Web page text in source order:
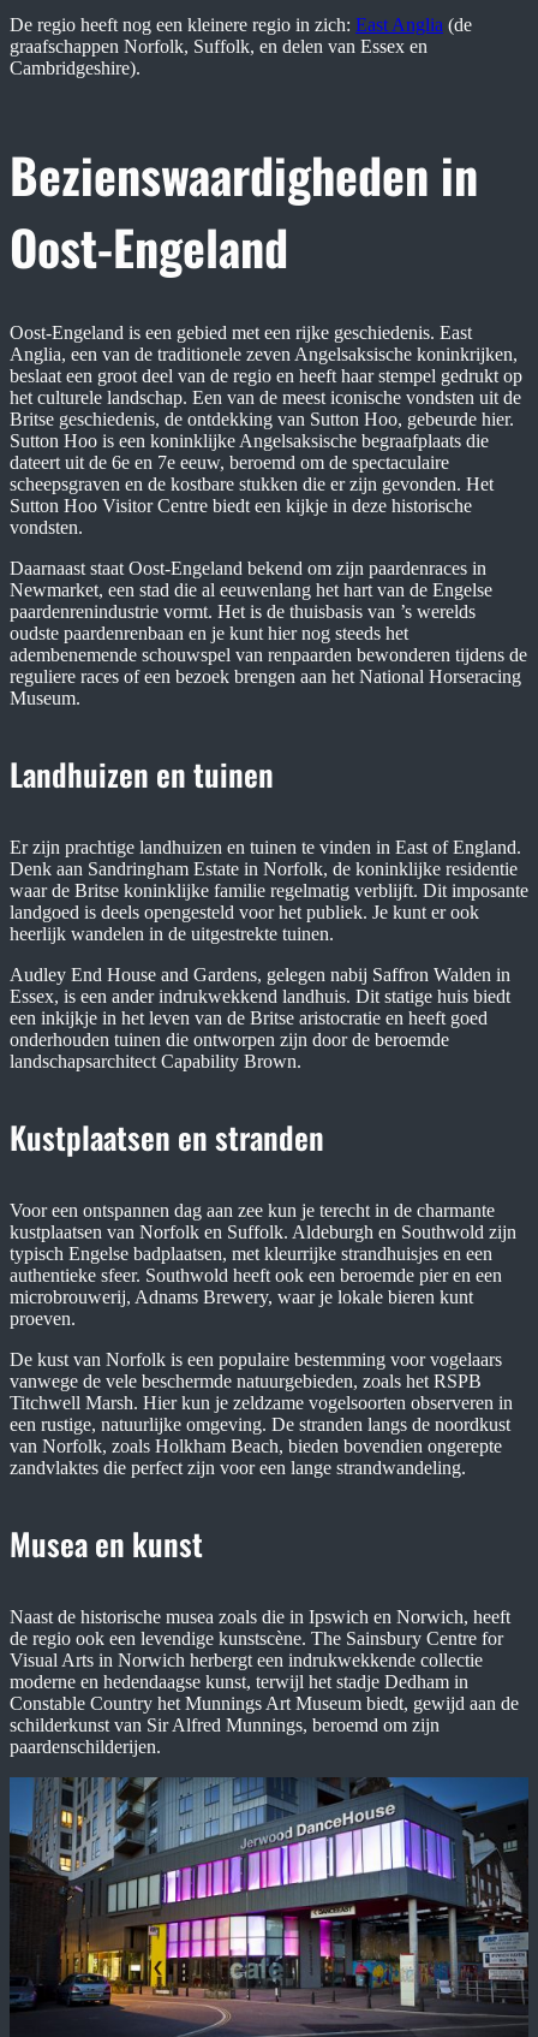
De regio heeft nog een kleinere regio in zich: East Anglia (de
graafschappen Norfolk, Suffolk, en delen van Essex en
Cambridgeshire).
Bezienswaardigheden in
Oost-Engeland
Oost-Engeland is een gebied met een rijke geschiedenis. East
Anglia, een van de traditionele zeven Angelsaksische koninkrijken,
beslaat een groot deel van de regio en heeft haar stempel gedrukt op
het culturele landschap. Een van de meest iconische vondsten uit de
Britse geschiedenis, de ontdekking van Sutton Hoo, gebeurde hier.
Sutton Hoo is een koninklijke Angelsaksische begraafplaats die
dateert uit de 6e en 7e eeuw, beroemd om de spectaculaire
scheepsgraven en de kostbare stukken die er zijn gevonden. Het
Sutton Hoo Visitor Centre biedt een kijkje in deze historische
vondsten.
Daarnaast staat Oost-Engeland bekend om zijn paardenraces in
Newmarket, een stad die al eeuwenlang het hart van de Engelse
paardenrenindustrie vormt. Het is de thuisbasis van ’s werelds
oudste paardenrenbaan en je kunt hier nog steeds het
adembenemende schouwspel van renpaarden bewonderen tijdens de
reguliere races of een bezoek brengen aan het National Horseracing
Museum.
Landhuizen en tuinen
Er zijn prachtige landhuizen en tuinen te vinden in East of England.
Denk aan Sandringham Estate in Norfolk, de koninklijke residentie
waar de Britse koninklijke familie regelmatig verblijft. Dit imposante
landgoed is deels opengesteld voor het publiek. Je kunt er ook
heerlijk wandelen in de uitgestrekte tuinen.
Audley End House and Gardens, gelegen nabij Saffron Walden in
Essex, is een ander indrukwekkend landhuis. Dit statige huis biedt
een inkijkje in het leven van de Britse aristocratie en heeft goed
onderhouden tuinen die ontworpen zijn door de beroemde
landschapsarchitect Capability Brown.
Kustplaatsen en stranden
Voor een ontspannen dag aan zee kun je terecht in de charmante
kustplaatsen van Norfolk en Suffolk. Aldeburgh en Southwold zijn
typisch Engelse badplaatsen, met kleurrijke strandhuisjes en een
authentieke sfeer. Southwold heeft ook een beroemde pier en een
microbrouwerij, Adnams Brewery, waar je lokale bieren kunt
proeven.
De kust van Norfolk is een populaire bestemming voor vogelaars
vanwege de vele beschermde natuurgebieden, zoals het RSPB
Titchwell Marsh. Hier kun je zeldzame vogelsoorten observeren in
een rustige, natuurlijke omgeving. De stranden langs de noordkust
van Norfolk, zoals Holkham Beach, bieden bovendien ongerepte
zandvlaktes die perfect zijn voor een lange strandwandeling.
Musea en kunst
Naast de historische musea zoals die in Ipswich en Norwich, heeft
de regio ook een levendige kunstscène. The Sainsbury Centre for
Visual Arts in Norwich herbergt een indrukwekkende collectie
moderne en hedendaagse kunst, terwijl het stadje Dedham in
Constable Country het Munnings Art Museum biedt, gewijd aan de
schilderkunst van Sir Alfred Munnings, beroemd om zijn
paardenschilderijen.